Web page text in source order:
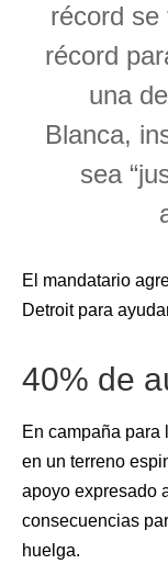
récord se
récord
una
Blanca,
sea
El mandatario
Detroit para
40% de
En campaña
en un terreno
apoyo expresado
consecuencias
huelga.